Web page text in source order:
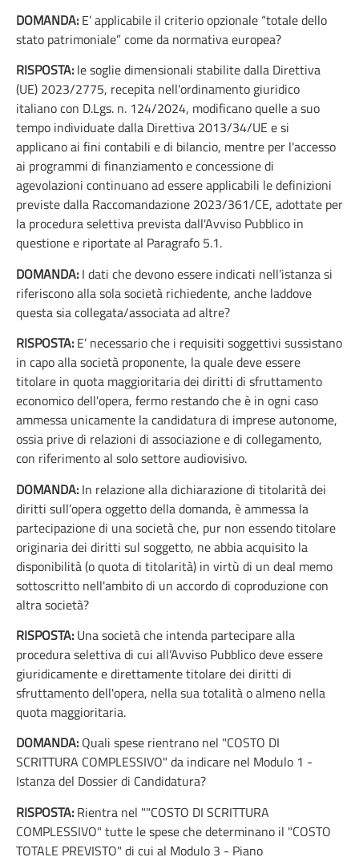
DOMANDA: E’ applicabile il criterio opzionale “totale dello
stato patrimoniale” come da normativa europea?
RISPOSTA: le soglie dimensionali stabilite dalla Direttiva
(UE) 2023/2775, recepita nell'ordinamento giuridico
italiano con D.Lgs. n. 124/2024, modificano quelle a suo
tempo individuate dalla Direttiva 2013/34/UE e si
applicano ai fini contabili e di bilancio, mentre per l'accesso
ai programmi di finanziamento e concessione di
agevolazioni continuano ad essere applicabili le definizioni
previste dalla Raccomandazione 2023/361/CE, adottate per
la procedura selettiva prevista dall'Avviso Pubblico in
questione e riportate al Paragrafo 5.1.
DOMANDA: I dati che devono essere indicati nell’istanza si
riferiscono alla sola società richiedente, anche laddove
questa sia collegata/associata ad altre?
RISPOSTA: E’ necessario che i requisiti soggettivi sussistano
in capo alla società proponente, la quale deve essere
titolare in quota maggioritaria dei diritti di sfruttamento
economico dell'opera, fermo restando che è in ogni caso
ammessa unicamente la candidatura di imprese autonome,
ossia prive di relazioni di associazione e di collegamento,
con riferimento al solo settore audiovisivo.
DOMANDA: In relazione alla dichiarazione di titolarità dei
diritti sull’opera oggetto della domanda, è ammessa la
partecipazione di una società che, pur non essendo titolare
originaria dei diritti sul soggetto, ne abbia acquisito la
disponibilità (o quota di titolarità) in virtù di un deal memo
sottoscritto nell'ambito di un accordo di coproduzione con
altra società?
RISPOSTA: Una società che intenda partecipare alla
procedura selettiva di cui all’Avviso Pubblico deve essere
giuridicamente e direttamente titolare dei diritti di
sfruttamento dell'opera, nella sua totalità o almeno nella
quota maggioritaria.
DOMANDA: Quali spese rientrano nel "COSTO DI
SCRITTURA COMPLESSIVO" da indicare nel Modulo 1 -
Istanza del Dossier di Candidatura?
RISPOSTA: Rientra nel ""COSTO DI SCRITTURA
COMPLESSIVO" tutte le spese che determinano il "COSTO
TOTALE PREVISTO" di cui al Modulo 3 - Piano